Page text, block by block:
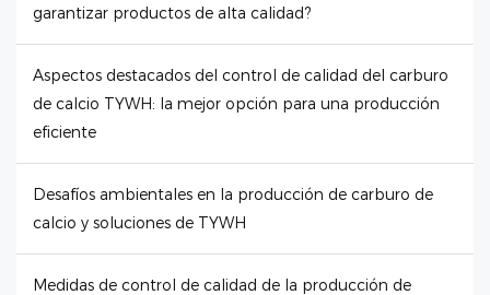
garantizar productos de alta calidad?
Aspectos destacados del control de calidad del carburo
de calcio TYWH: la mejor opción para una producción
eficiente
Desafíos ambientales en la producción de carburo de
calcio y soluciones de TYWH
Medidas de control de calidad de la producción de